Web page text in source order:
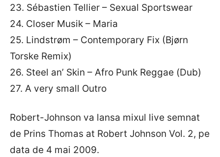
23. Sébastien Tellier – Sexual Sportswear
24. Closer Musik – Maria
25. Lindstrøm – Contemporary Fix (Bjørn
Torske Remix)
26. Steel an’ Skin – Afro Punk Reggae (Dub)
27. A very small Outro
Robert-Johnson va lansa mixul live semnat
de Prins Thomas at Robert Johnson Vol. 2, pe
data de 4 mai 2009.